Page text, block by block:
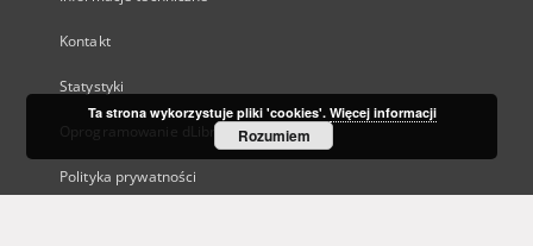
Kontakt
Statystyki
Oprogramowanie dLibra
Polityka prywatności
Ta strona wykorzystuje pliki 'cookies'. Więcej informacji
Rozumiem